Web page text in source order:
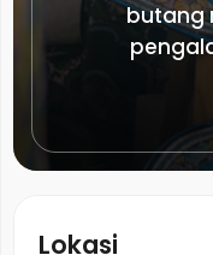
butang
Lokasi